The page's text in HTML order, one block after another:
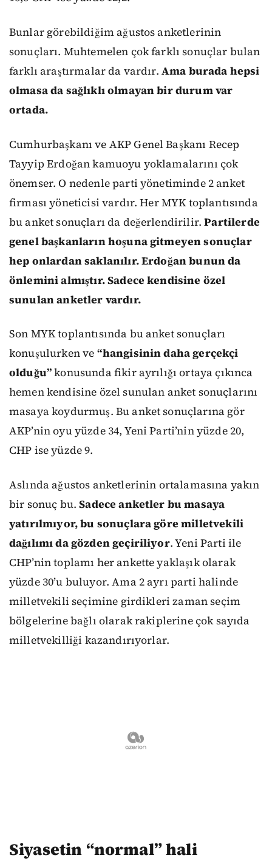
Bunlar görebildiğim ağustos anketlerinin
sonuçları. Muhtemelen çok farklı sonuçlar bulan
farklı araştırmalar da vardır. Ama burada hepsi
olmasa da sağlıklı olmayan bir durum var
ortada.
Cumhurbaşkanı ve AKP Genel Başkanı Recep
Tayyip Erdoğan kamuoyu yoklamalarını çok
önemser. O nedenle parti yönetiminde 2 anket
firması yöneticisi vardır. Her MYK toplantısında
bu anket sonuçları da değerlendirilir.Partilerde
genel başkanların hoşuna gitmeyen sonuçlar
hep onlardan saklanılır. Erdoğan bunun da
önlemini almıştır. Sadece kendisine özel
sunulan anketler vardır.
Son MYK toplantısında bu anket sonuçları
konuşulurken ve “hangisinin daha gerçekçi
olduğu”konusunda fikir ayrılığı ortaya çıkınca
hemen kendisine özel sunulan anket sonuçlarını
masaya koydurmuş. Bu anket sonuçlarına gör
AKP’nin oyu yüzde 34, Yeni Parti’nin yüzde 20,
CHP ise yüzde 9.
Aslında ağustos anketlerinin ortalamasına yakın
bir sonuç bu.Sadece anketler bu masaya
yatırılmıyor, bu sonuçlara göre milletvekili
dağılımı da gözden geçiriliyor. Yeni Parti ile
CHP’nin toplamı her ankette yaklaşık olarak
yüzde 30’u buluyor. Ama 2 ayrı parti halinde
milletvekili seçimine girdikleri zaman seçim
bölgelerine bağlı olarak rakiplerine çok sayıda
milletvekilliği kazandırıyorlar.
Siyasetin “normal” hali